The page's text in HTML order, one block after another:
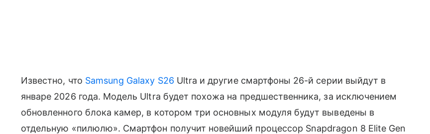
Известно, что Samsung Galaxy S26 Ultra и другие смартфоны 26-й серии выйдут в
январе 2026 года. Модель Ultra будет похожа на предшественника, за исключением
обновленного блока камер, в котором три основных модуля будут выведены в
отдельную «пилюлю». Смартфон получит новейший процессор Snapdragon 8 Elite Gen